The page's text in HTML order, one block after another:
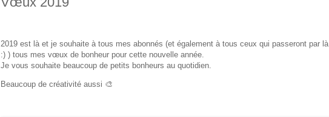
2019 est là et je souhaite à tous mes abonnés (et également à tous ceux qui passeront par là
:) ) tous mes vœux de bonheur pour cette nouvelle année.
Je vous souhaite beaucoup de petits bonheurs au quotidien.
Beaucoup de créativité aussi 🎨